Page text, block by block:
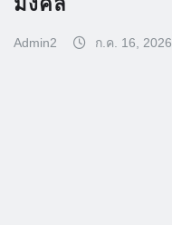
Admin2 ก.ค. 16, 2026